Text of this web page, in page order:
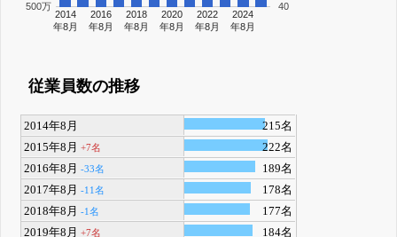
2014
年8月
2016
年8月
2018
年8月
2020
年8月
2022
年8月
2024
年8月
500万 40
従業員数の推移
2014年8月
215名
2015年8月+7名
222名
2016年8月-33名
189名
2017年8月-11名
178名
2018年8月-1名
177名
2019年8月+7名
184名